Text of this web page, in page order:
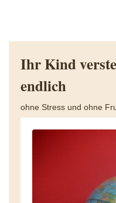
Ihr Kind
endlich
ohne Stress und ohne